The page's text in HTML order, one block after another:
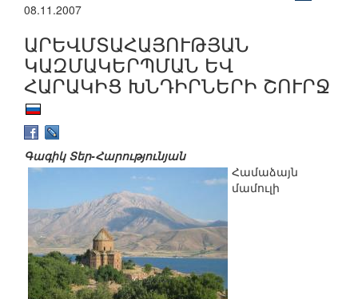
08.11.2007
ԱՐԵՎՄՏԱՀԱՅՈՒԹՅԱՆ
ԿԱԶՄԱԿԵՐՊՄԱՆ ԵՎ
ՀԱՐԱԿԻՑ ԽՆԴԻՐՆԵՐԻ ՇՈՒՐՋ
Գագիկ Տեր-Հարությունյան
Համաձայն
մամուլի